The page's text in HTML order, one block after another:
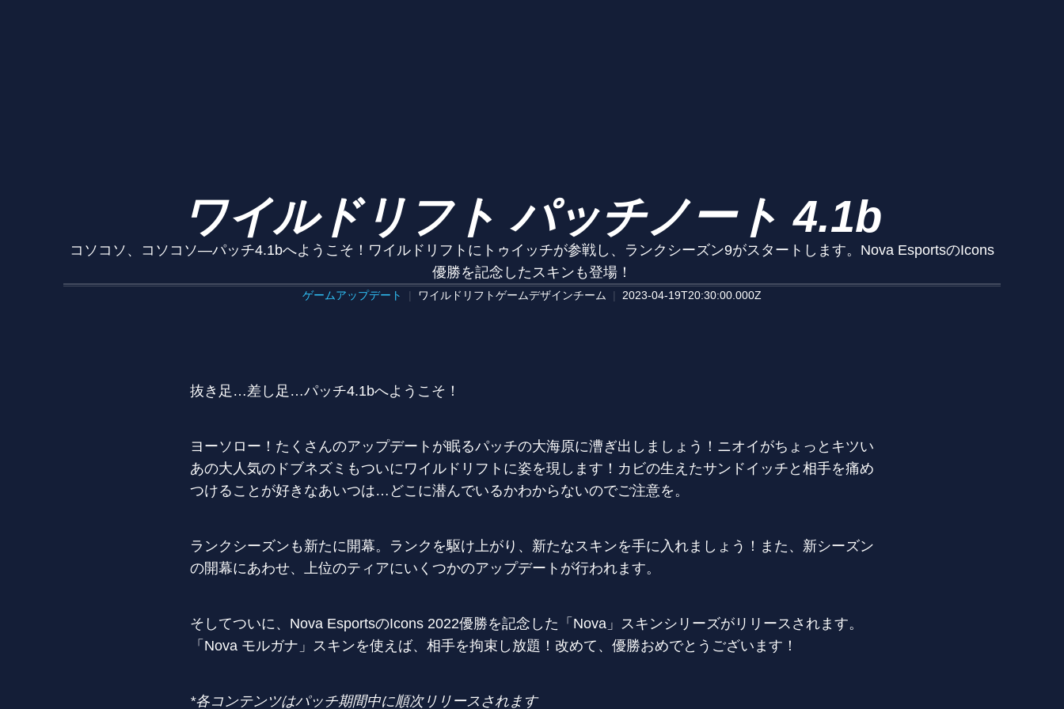
ワイルドリフト パッチノート 4.1b
コソコソ、コソコソ—パッチ4.1bへようこそ！ワイルドリフトにトゥイッチが参戦し、ランクシーズン9がスタートします。Nova EsportsのIcons
優勝を記念したスキンも登場！
ゲームアップデート ワイルドリフトゲームデザインチーム 2023-04-19T20:30:00.000Z
抜き足…差し足…パッチ4.1bへようこそ！
ヨーソロー！たくさんのアップデートが眠るパッチの大海原に漕ぎ出しましょう！ニオイがちょっとキツい
あの大人気のドブネズミもついにワイルドリフトに姿を現します！カビの生えたサンドイッチと相手を痛め
つけることが好きなあいつは…どこに潜んでいるかわからないのでご注意を。
ランクシーズンも新たに開幕。ランクを駆け上がり、新たなスキンを手に入れましょう！また、新シーズン
の開幕にあわせ、上位のティアにいくつかのアップデートが行われます。
そしてついに、Nova EsportsのIcons 2022優勝を記念した「Nova」スキンシリーズがリリースされます。
「Nova モルガナ」スキンを使えば、相手を拘束し放題！改めて、優勝おめでとうございます！
*各コンテンツはパッチ期間中に順次リリースされます